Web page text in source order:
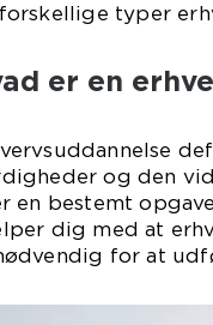
typer
er en
og den
en bestemt
dig med at
for at